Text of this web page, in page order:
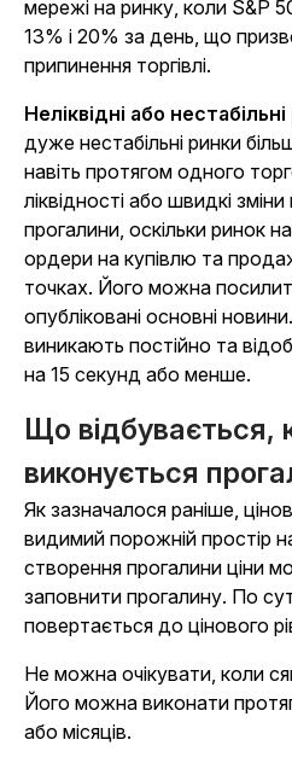
мережі на ринку, коли S&P
13% і 20% за день, що
припинення торгівлі.
Неліквідні або
дуже нестабільні ринки
навіть протягом одного
ліквідності або швидкі
прогалини, оскільки ринок
ордери на купівлю та
точках. Його можна
опубліковані основні новини.
виникають постійно та
на 15 секунд або менше.
Що відбувається,
виконується
Як зазначалося раніше,
видимий порожній простір
створення прогалини ціни
заповнити прогалину. По
повертається до цінового
Не можна очікувати, коли
Його можна виконати
або місяців.